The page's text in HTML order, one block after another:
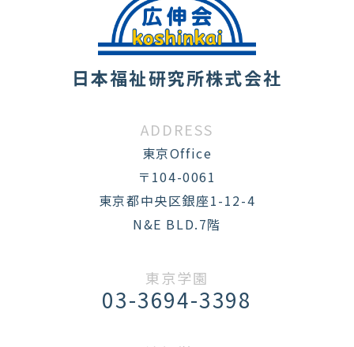
日本福祉研究所株式会社
ADDRESS
東京Office
〒104-0061
東京都中央区銀座1-12-4
N&E BLD.7階
東京学園
03-3694-3398